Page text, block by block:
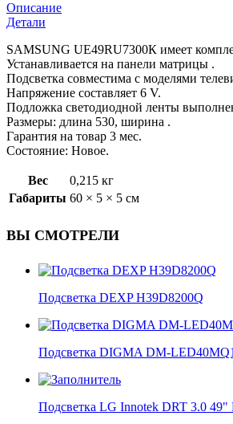
Описание
Детали
SAMSUNG UЕ49RU7300К имеет
Устанавливается на панели матрицы .
Подсветка совместима с моделями
Напряжение составляет 6 V.
Подложка светодиодной ленты
Размеры: длина 530, ширина .
Гарантия на товар 3 мес.
Состояние: Новое.
Вес
0,215 кг
Габариты 60 × 5 × 5 см
ВЫ СМОТРЕЛИ
Подсветка DEXP H39D8200Q
Подсветка DIGMA DM-
Подсветка LG Innotek DRT 3.0